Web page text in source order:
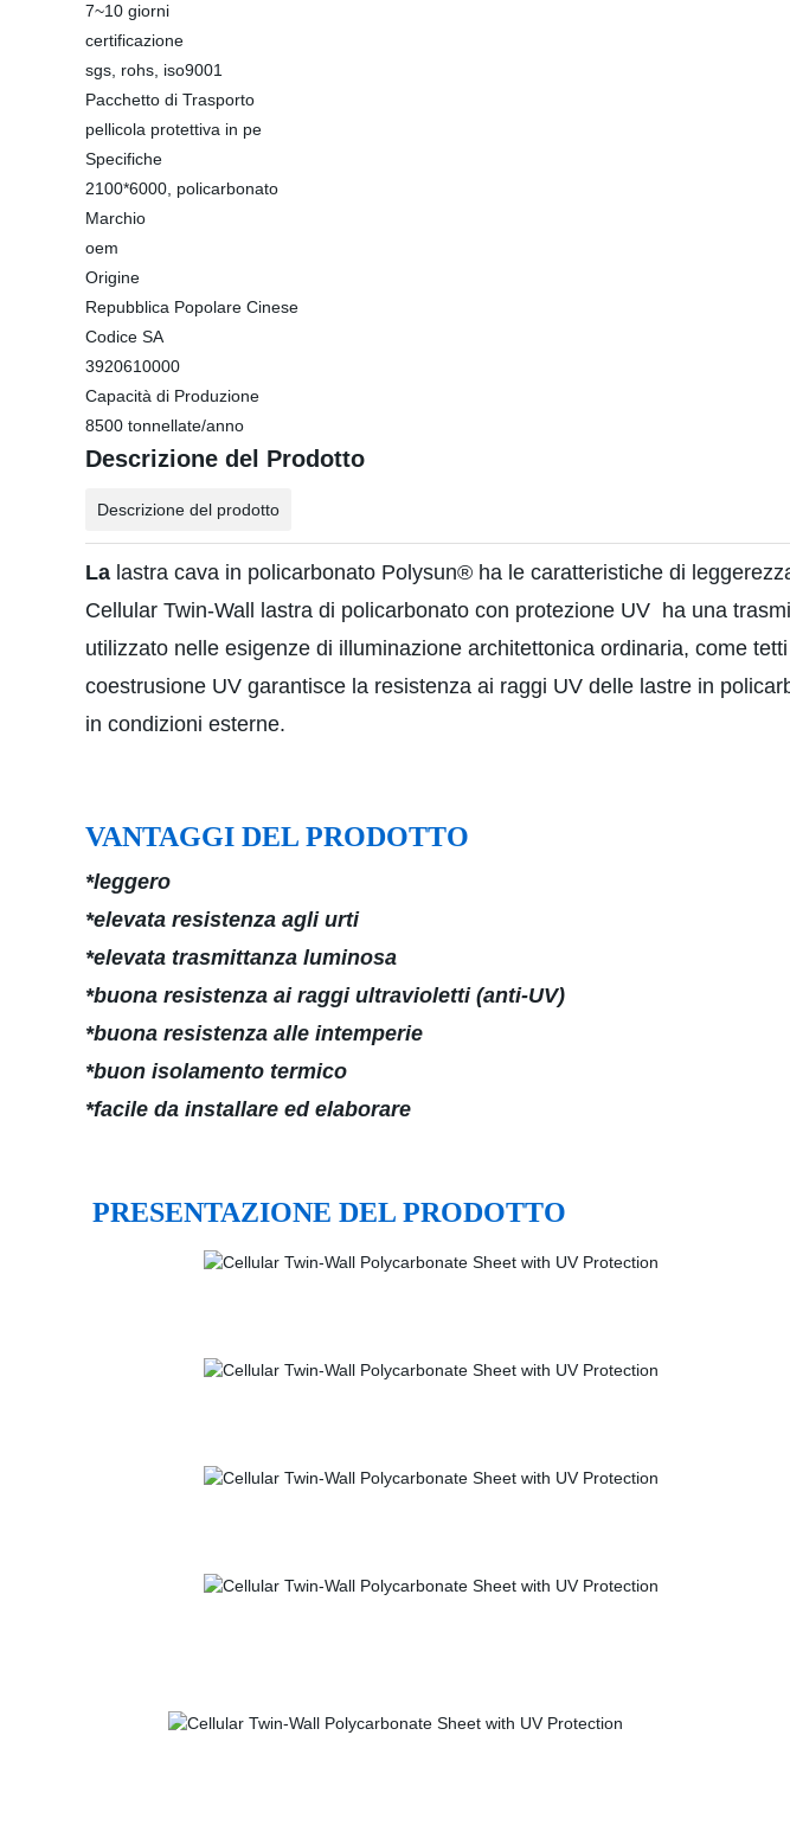
7~10 giorni
certificazione
sgs, rohs, iso9001
Pacchetto di Trasporto
pellicola protettiva in pe
Specifiche
2100*6000, policarbonato
Marchio
oem
Origine
Repubblica Popolare Cinese
Codice SA
3920610000
Capacità di Produzione
8500 tonnellate/anno
Descrizione del Prodotto
Descrizione del prodotto
La lastra cava in policarbonato Polysun® ha le caratteristiche di
Cellular Twin-Wall lastra di policarbonato con protezione UV ha una
utilizzato nelle esigenze di illuminazione architettonica ordinaria, come
coestrusione UV garantisce la resistenza ai raggi UV delle lastre in
in condizioni esterne.
VANTAGGI DEL PRODOTTO
*leggero
*elevata resistenza agli urti
*elevata trasmittanza luminosa
*buona resistenza ai raggi ultravioletti (anti-UV)
*buona resistenza alle intemperie
*buon isolamento termico
*facile da installare ed elaborare
PRESENTAZIONE DEL PRODOTTO